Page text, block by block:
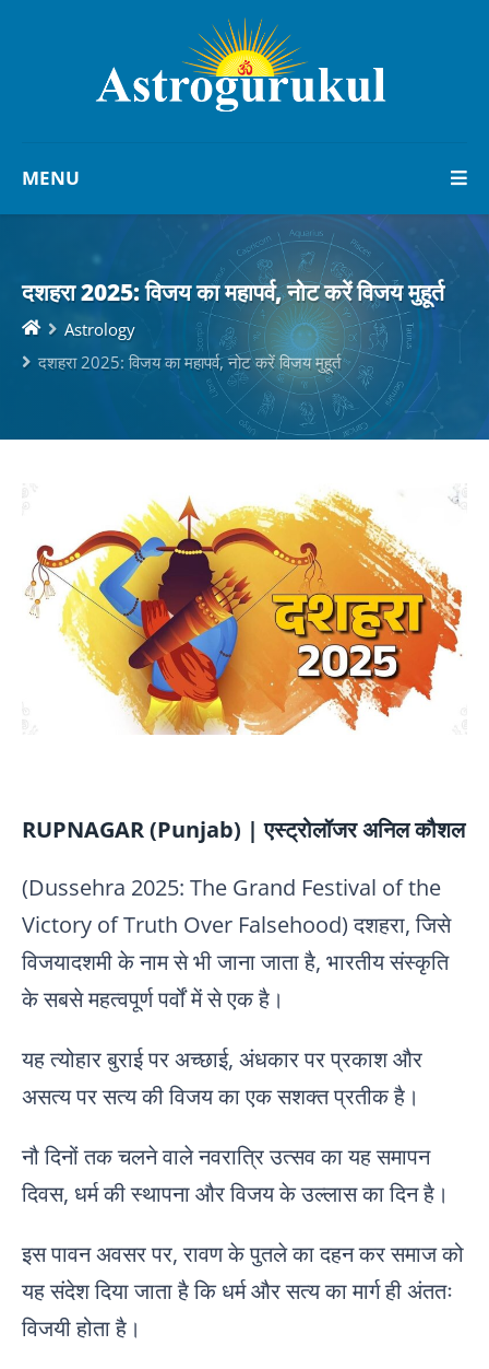
MENU
दशहरा 2025: विजय का महापर्व, नोट करें विजय मुहूर्त
Astrology
दशहरा 2025: विजय का महापर्व, नोट करें विजय मुहूर्त
RUPNAGAR (Punjab) | एस्ट्रोलॉजर अनिल कौशल
(Dussehra 2025: The Grand Festival of the
Victory of Truth Over Falsehood) दशहरा, जिसे
विजयादशमी के नाम से भी जाना जाता है, भारतीय संस्कृति
के सबसे महत्वपूर्ण पर्वों में से एक है।
यह त्योहार बुराई पर अच्छाई, अंधकार पर प्रकाश और
असत्य पर सत्य की विजय का एक सशक्त प्रतीक है।
नौ दिनों तक चलने वाले नवरात्रि उत्सव का यह समापन
दिवस, धर्म की स्थापना और विजय के उल्लास का दिन है।
इस पावन अवसर पर, रावण के पुतले का दहन कर समाज को
यह संदेश दिया जाता है कि धर्म और सत्य का मार्ग ही अंततः
विजयी होता है।